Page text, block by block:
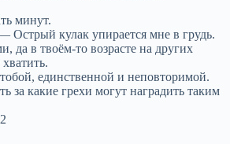
минут.
кулак упирается мне в грудь.
да в твоём-то возрасте на других
единственной и неповторимой.
за какие грехи могут наградить таким